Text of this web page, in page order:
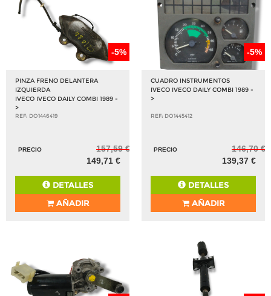
-5%
PINZA FRENO DELANTERA
IZQUIERDA
IVECO IVECO DAILY COMBI 1989 -
>
REF: DO1446419
PRECIO
157,59 €
149,71 €
DETALLES
AÑADIR
-5%
CUADRO INSTRUMENTOS
IVECO IVECO DAILY COMBI 1989 -
>
REF: DO1445412
PRECIO
146,70 €
139,37 €
DETALLES
AÑADIR